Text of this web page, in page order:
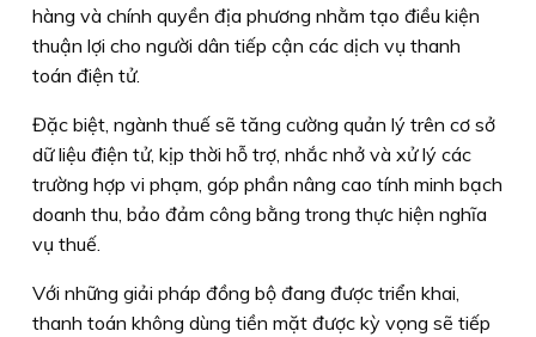
hàng và chính quyền địa phương nhằm tạo điều kiện
thuận lợi cho người dân tiếp cận các dịch vụ thanh
toán điện tử.
Đặc biệt, ngành thuế sẽ tăng cường quản lý trên cơ sở
dữ liệu điện tử, kịp thời hỗ trợ, nhắc nhở và xử lý các
trường hợp vi phạm, góp phần nâng cao tính minh bạch
doanh thu, bảo đảm công bằng trong thực hiện nghĩa
vụ thuế.
Với những giải pháp đồng bộ đang được triển khai,
thanh toán không dùng tiền mặt được kỳ vọng sẽ tiếp